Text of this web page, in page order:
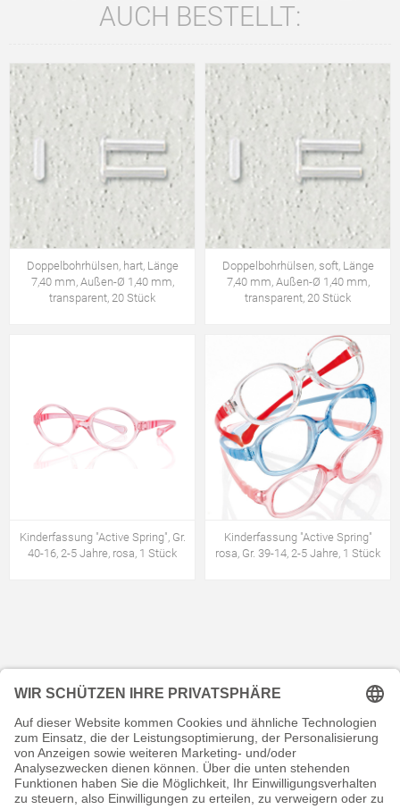
AUCH BESTELLT:
Doppelbohrhülsen, hart, Länge
7,40 mm, Außen-Ø 1,40 mm,
transparent, 20 Stück
Doppelbohrhülsen, soft, Länge
7,40 mm, Außen-Ø 1,40 mm,
transparent, 20 Stück
Kinderfassung "Active Spring", Gr.
40-16, 2-5 Jahre, rosa, 1 Stück
Kinderfassung "Active Spring"
rosa, Gr. 39-14, 2-5 Jahre, 1 Stück